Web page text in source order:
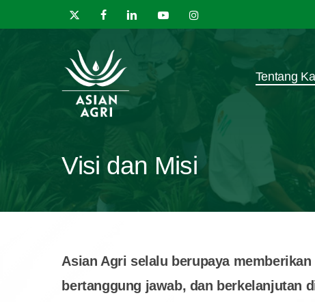
x-
facebooklinkedinyoutubeinstagram
Tentang
Visi dan Misi
Asian Agri selalu berupaya
bertanggung jawab, dan berkelanjutan